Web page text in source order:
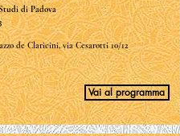
di Padova
de Claricini, via Cesarotti 10/12
Vai al programma